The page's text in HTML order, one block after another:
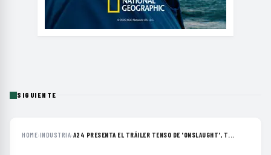
SIGUIENTE
HOME›INDUSTRIA›A24 PRESENTA EL TRÁILER TENSO DE 'ONSLAUGHT', T...